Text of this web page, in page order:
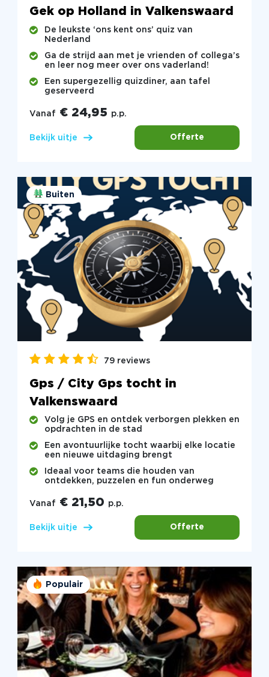
Gek op Holland in Valkenswaard
De leukste ‘ons kent ons’ quiz van
Nederland
Ga de strijd aan met je vrienden of collega’s
en leer nog meer over ons vaderland!
Een supergezellig quizdiner, aan tafel
geserveerd
Vanaf € 24,95 p.p.
Bekijk uitje Offerte
Buiten
79 reviews
Gps / City Gps tocht in
Valkenswaard
Volg je GPS en ontdek verborgen plekken en
opdrachten in de stad
Een avontuurlijke tocht waarbij elke locatie
een nieuwe uitdaging brengt
Ideaal voor teams die houden van
ontdekken, puzzelen en fun onderweg
Vanaf € 21,50 p.p.
Bekijk uitje Offerte
Populair